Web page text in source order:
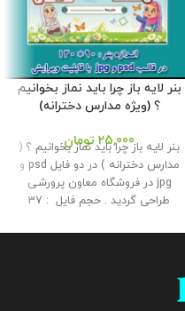
بنر لایه باز چرا باید نماز بخوانیم
؟ (ویژه مدارس دخترانه)
25,000 تومان
بنر لایه باز چرا باید نماز بخوانیم ؟ (
مدارس دخترانه ) در دو فایل psd و
jpg در فروشگاه معاون پرورشی
طراحی گردید . حجم فايل : 37
مختص فروشگاه معاون پرورشی می